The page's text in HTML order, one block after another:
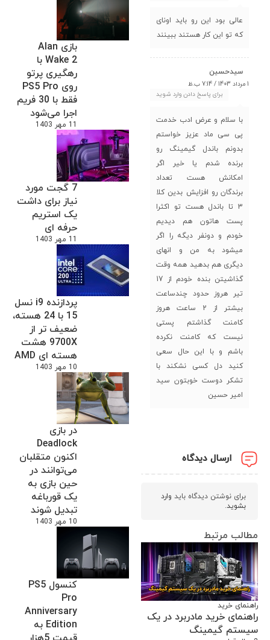
بازی Alan
Wake 2 با
رهگیری پرتو
روی PS5 Pro
فقط با 30 فریم
اجرا می‌شود
11 مهر 1403
7 گجت مورد
نیاز برای داشت
یک استریم
حرفه ای
11 مهر 1403
پردازنده i9 نسل
15 با 24 هسته،
ضعیف تر از
9700X هشت
هسته ای AMD
10 مهر 1403
در بازی
Deadlock
اکنون متقلبان
می‌توانند در
حین بازی به
یک قورباغه
تبدیل شوند
10 مهر 1403
کنسول PS5
Pro
Anniversary
Edition به
عالی بود این رو باید اونای
که تو این کار هستند ببینند
سیدحسین
1 مرداد 1403 / 7:14 ب.ظ
برای پاسخ دادن وارد شوید
با سلام و عرض ادب خدمت
پی سی ماد عزیز خواستم
بدونم باندل گیمینگ رو
برنده شدم یا خیر اگر
امکانش هست تعداد
برندگان رو افزایش بدین کلا
3 تا باندل هست تو اکثرا
پست هاتون هم دیدیم
خودم و دونفر دیگه را اگر
میشود به من و انهای
دیگری هم بدهید همه وقت
گذاشیتن بنده خودم از 17
تیر هروز حدود چندساعت
بیشتر از 2 ساعت هروز
کامنت گذاشتم پستی
نیست که کامنت نکرده
باشم و با این حال سعی
کنید دل کسی نشکند با
تشکر دوست خوبتون سید
امیر حسین
ارسال دیدگاه
برای نوشتن دیدگاه باید وارد
بشوید.
مطالب مرتبط
راهنمای خرید
راهنمای خرید مادربرد در یک
سیستم گیمینگ